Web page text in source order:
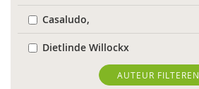
Casaludo,
Dietlinde Willockx
Landelijk Kenniscentrum LVB
AUTEUR FILTEREN